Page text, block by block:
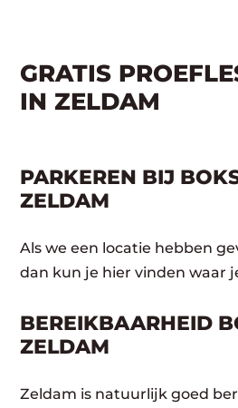
GRATIS
IN ZELDAM
PARKEREN BIJ
ZELDAM
Als we een locatie hebben
dan kun je hier vinden waar
BEREIKBAARHEID
ZELDAM
Zeldam is natuurlijk goed